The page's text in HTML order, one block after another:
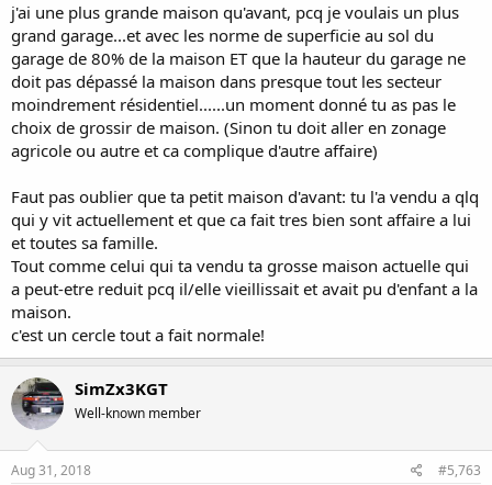
j'ai une plus grande maison qu'avant, pcq je voulais un plus
grand garage...et avec les norme de superficie au sol du
garage de 80% de la maison ET que la hauteur du garage ne
doit pas dépassé la maison dans presque tout les secteur
moindrement résidentiel......un moment donné tu as pas le
choix de grossir de maison. (Sinon tu doit aller en zonage
agricole ou autre et ca complique d'autre affaire)
Faut pas oublier que ta petit maison d'avant: tu l'a vendu a qlq
qui y vit actuellement et que ca fait tres bien sont affaire a lui
et toutes sa famille.
Tout comme celui qui ta vendu ta grosse maison actuelle qui
a peut-etre reduit pcq il/elle vieillissait et avait pu d'enfant a la
maison.
c'est un cercle tout a fait normale!
SimZx3KGT
Well-known member
Aug 31, 2018 #5,763